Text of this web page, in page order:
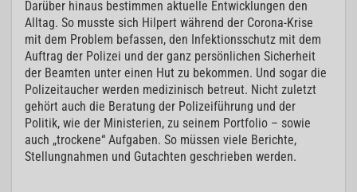
Darüber hinaus bestimmen aktuelle Entwicklungen den
Alltag. So musste sich Hilpert während der Corona-Krise
mit dem Problem befassen, den Infektionsschutz mit dem
Auftrag der Polizei und der ganz persönlichen Sicherheit
der Beamten unter einen Hut zu bekommen. Und sogar die
Polizeitaucher werden medizinisch betreut. Nicht zuletzt
gehört auch die Beratung der Polizeiführung und der
Politik, wie der Ministerien, zu seinem Portfolio – sowie
auch „trockene“ Aufgaben. So müssen viele Berichte,
Stellungnahmen und Gutachten geschrieben werden.